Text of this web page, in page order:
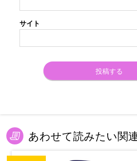
サイト
あわせて読みたい関